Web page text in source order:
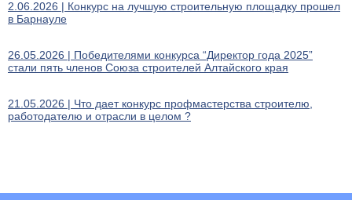
2.06.2026 | Конкурс на лучшую строительную площадку прошел
в Барнауле
26.05.2026 | Победителями конкурса “Директор года 2025”
стали пять членов Союза строителей Алтайского края
21.05.2026 | Что дает конкурс профмастерства строителю,
работодателю и отрасли в целом ?